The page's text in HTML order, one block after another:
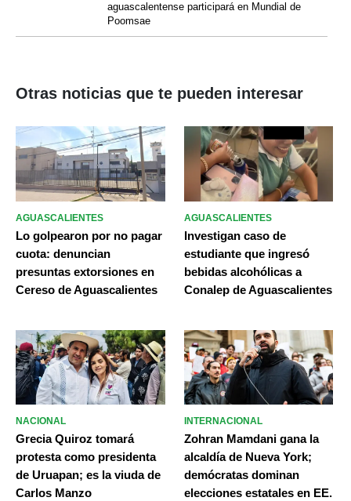
aguascalentense participará en Mundial de
Poomsae
Otras noticias que te pueden interesar
AGUASCALIENTES
Lo golpearon por no pagar
cuota: denuncian
presuntas extorsiones en
Cereso de Aguascalientes
AGUASCALIENTES
Investigan caso de
estudiante que ingresó
bebidas alcohólicas a
Conalep de Aguascalientes
NACIONAL
Grecia Quiroz tomará
protesta como presidenta
de Uruapan; es la viuda de
Carlos Manzo
INTERNACIONAL
Zohran Mamdani gana la
alcaldía de Nueva York;
demócratas dominan
elecciones estatales en EE.